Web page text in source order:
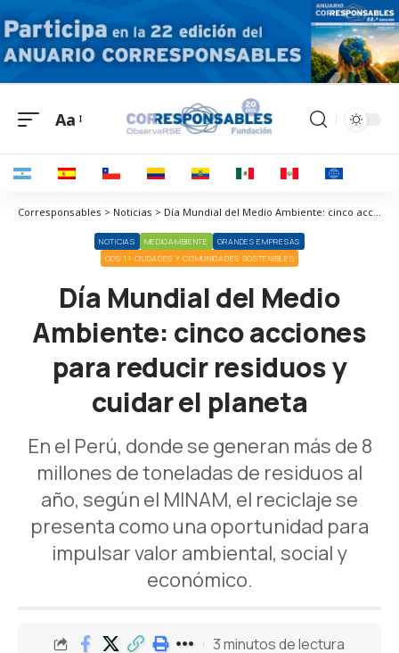
Aa
Corresponsables > Noticias > Día Mundial del Medio Ambiente: cinco acciones para reducir residuos y cuidar el planeta
NOTICIAS MEDIOAMBIENTE
GRANDES EMPRESAS
ODS 11 CIUDADES Y COMUNIDADES SOSTENIBLES
Día Mundial del Medio
Ambiente: cinco acciones
para reducir residuos y
cuidar el planeta
En el Perú, donde se generan más de 8
millones de toneladas de residuos al
año, según el MINAM, el reciclaje se
presenta como una oportunidad para
impulsar valor ambiental, social y
económico.
3 minutos de lectura